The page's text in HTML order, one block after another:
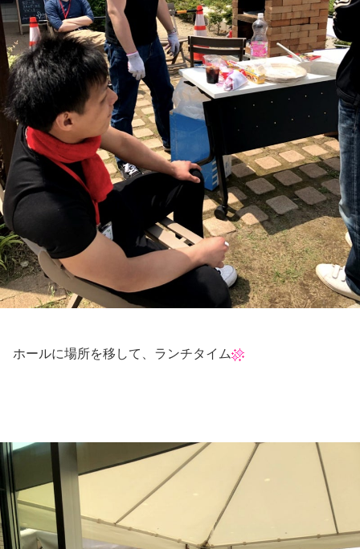
ホールに場所を移して、ランチタイム